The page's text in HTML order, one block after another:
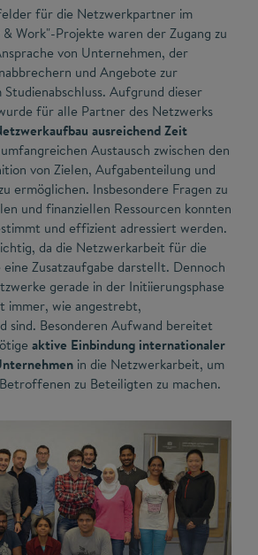
für die Netzwerkpartner im
Work"-Projekte waren der Zugang zu
von Unternehmen, der
und Angebote zur
Studienabschluss. Aufgrund dieser
für alle Partner des Netzwerks
ausreichend Zeit
Austausch zwischen den
von Zielen, Aufgabenteilung und
ermöglichen. Insbesondere Fragen zu
und finanziellen Ressourcen konnten
und effizient adressiert werden.
da die Netzwerkarbeit für die
Zusatzaufgabe darstellt. Dennoch
gerade in der Initiierungsphase
immer, wie angestrebt,
sind. Besonderen Aufwand bereitet
aktive Einbindung internationaler
in die Netzwerkarbeit, um
zu Beteiligten zu machen.